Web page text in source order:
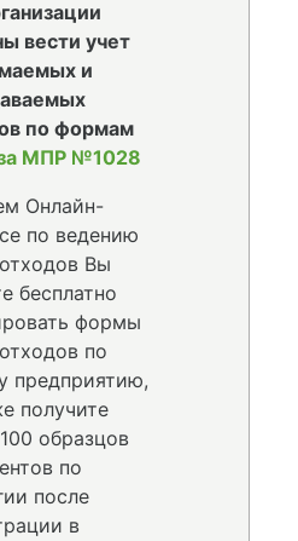
вести учет
и
по формам
МПР №1028
Онлайн-
по ведению
Вы
бесплатно
формы
по
предприятию,
получите
образцов
по
после
в